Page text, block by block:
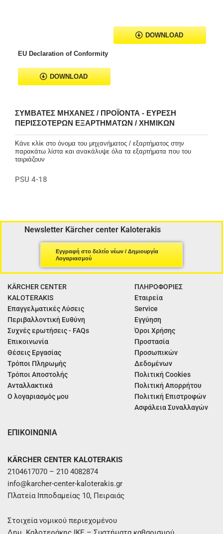
DOWNLOAD
EU Declaration of Conformity
DOWNLOAD
ΣΥΜΒΑΤΈΣ ΜΗΧΑΝΈΣ / ΠΡΟΪΌΝΤΑ - ΕΎΡΕΣΗ
ΠΕΡΙΣΣΌΤΕΡΩΝ ΕΞΑΡΤΗΜΆΤΩΝ / ΧΗΜΙΚΏΝ
Κάνε κλίκ στο όνομα του μηχανήματος / εξαρτήματος στην
παρακάτω λίστα και ανακάλυψε όλα τα εξαρτήματα που του
ταιριάζουν
PSU 4-18
Newsletter Kärcher center Kaloterakis
Εγγραφή στο δελτίο νέων / Δημιουργία
Λογαριασμού
KÄRCHER CENTER
KALOTERAKIS
Επαγγελματικές Λύσεις
Περιβαλλοντική Ευθύνη
Συχνές ερωτήσεις - FAQs
Επικοινωνία
Θέσεις Εργασίας
Τρόποι Πληρωμής
Τρόποι Αποστολής
Ανταλλακτικά
Ο λογαριασμός μου
ΠΛΗΡΟΦΟΡΙΕΣ
Εταιρεία
Service
Εγγύηση
Όροι Χρήσης
Προστασία
Προσωπικών
Δεδομένων
Πολιτική Cookies
Πολιτική Απορρήτου
Πολιτική Επιστροφών
Ασφάλεια Συναλλαγών
ΕΠΙΚΟΙΝΩΝΙΑ
KÄRCHER CENTER KALOTERAKIS
2104617070 – 210 4082874
info@karcher-center-kaloterakis.gr
Πλατεία Ιπποδαμείας 10, Πειραιάς
Στοιχεία νομικού περιεχομένου